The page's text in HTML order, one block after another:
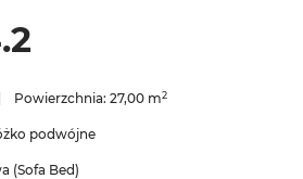
Powierzchnia: 27,00 m2
podwójne
(Sofa Bed)